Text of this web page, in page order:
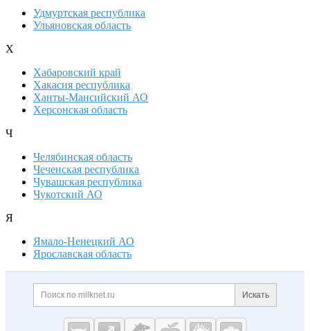
Удмуртская республика
Ульяновская область
Х
Хабаровский край
Хакасия республика
Ханты-Мансийский АО
Херсонская область
Ч
Челябинская область
Чеченская республика
Чувашская республика
Чукотский АО
Я
Ямало-Ненецкий АО
Ярославская область
Дополнительная информация
Поиск по сайту и
Искать
Cсылки на полезные проекты